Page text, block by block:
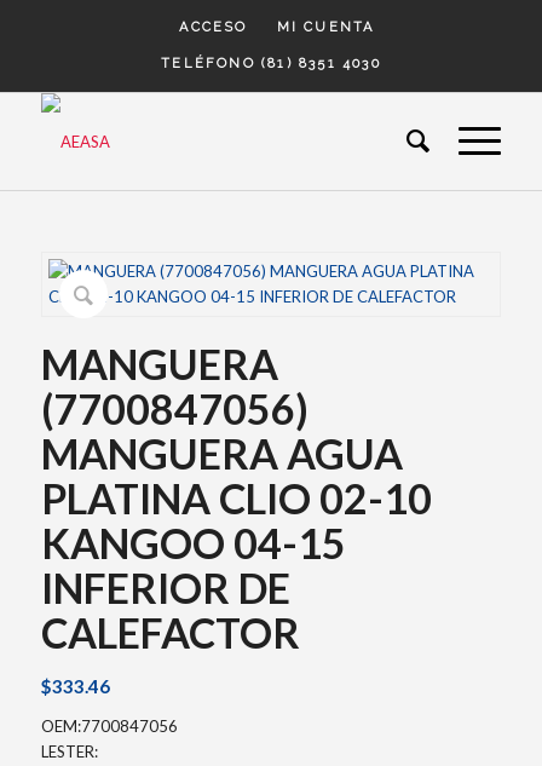
ACCESO MI CUENTA
TELÉFONO (81) 8351 4030
MANGUERA
(7700847056)
MANGUERA AGUA
PLATINA CLIO 02-10
KANGOO 04-15
INFERIOR DE
CALEFACTOR
$333.46
OEM:7700847056
LESTER: